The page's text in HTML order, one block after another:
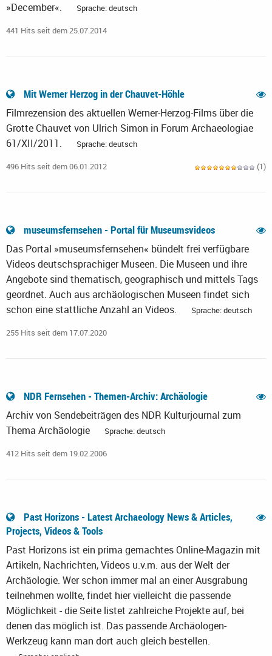
»December«.
Sprache: deutsch
441 Hits seit dem 25.07.2014
Mit Werner Herzog in der Chauvet-Höhle
Filmrezension des aktuellen Werner-Herzog-Films über die
Grotte Chauvet von Ulrich Simon in Forum Archaeologiae
61/XII/2011.
Sprache: deutsch
496 Hits seit dem 06.01.2012 (1)
museumsfernsehen - Portal für Museumsvideos
Das Portal »museumsfernsehen« bündelt frei verfügbare
Videos deutschsprachiger Museen. Die Museen und ihre
Angebote sind thematisch, geographisch und mittels Tags
geordnet. Auch aus archäologischen Museen findet sich
schon eine stattliche Anzahl an Videos.
Sprache: deutsch
255 Hits seit dem 17.07.2020
NDR Fernsehen - Themen-Archiv: Archäologie
Archiv von Sendebeiträgen des NDR Kulturjournal zum
Thema Archäologie
Sprache: deutsch
412 Hits seit dem 19.02.2006
Past Horizons - Latest Archaeology News & Articles,
Projects, Videos & Tools
Past Horizons ist ein prima gemachtes Online-Magazin mit
Artikeln, Nachrichten, Videos u.v.m. aus der Welt der
Archäologie. Wer schon immer mal an einer Ausgrabung
teilnehmen wollte, findet hier vielleicht die passende
Möglichkeit - die Seite listet zahlreiche Projekte auf, bei
denen das möglich ist. Das passende Archäologen-
Werkzeug kann man dort auch gleich bestellen.